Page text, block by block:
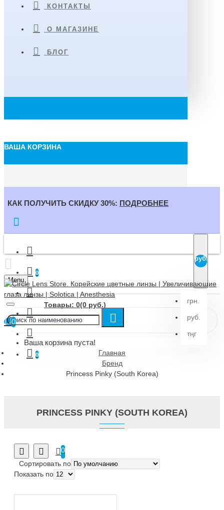
КОНТАКТЫ
О МАГАЗИНЕ
БЛОГ
ВАША КОРЗИНА
КАК ПОЛУЧИТЬ СКИДКУ 30%: ПОДРОБНЕЕ
0
0
руб.
грн.
руб.
тңг
Menu
Товары: 0(0 руб.)
0
Ваша корзина пуста!
Главная
Бренд
Princess Pinky (South Korea)
PRINCESS PINKY (SOUTH KOREA)
0
Сортировать по
Показать по